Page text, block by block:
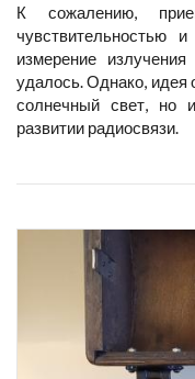
К сожалению,
чувствительностью
измерение
удалось. Однако, идея
солнечный свет, но
развитии радиосвязи.